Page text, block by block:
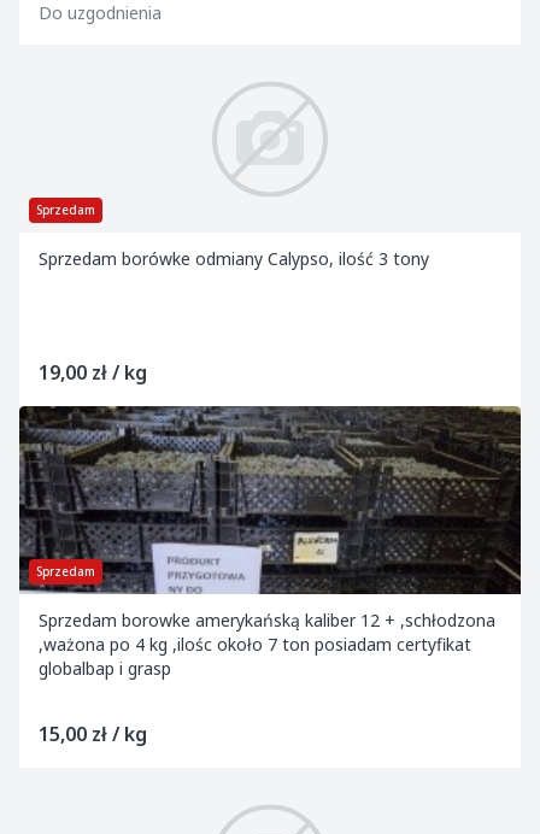
Do uzgodnienia
Sprzedam
Sprzedam borówke odmiany Calypso, ilość 3 tony
19,00 zł / kg
Sprzedam
Sprzedam borowke amerykańską kaliber 12 + ,schłodzona
,ważona po 4 kg ,ilośc około 7 ton posiadam certyfikat
globalbap i grasp
15,00 zł / kg